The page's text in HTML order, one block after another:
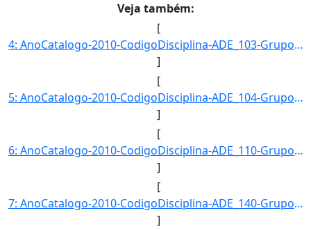
Veja também:
[
4: AnoCatalogo-2010-CodigoDisciplina-ADE_103-GrupoDisciplina-ADE-Disciplina-Teoria_Geral_da_Administrac]
]
[
5: AnoCatalogo-2010-CodigoDisciplina-ADE_104-GrupoDisciplina-ADE-Disciplina-Teoria_Geral_da_Administrac]
]
[
6: AnoCatalogo-2010-CodigoDisciplina-ADE_110-GrupoDisciplina-ADE-Disciplina-Contabilidade_Geral-CargaHo]
]
[
7: AnoCatalogo-2010-CodigoDisciplina-ADE_140-GrupoDisciplina-ADE-Disciplina-Ambiente-_Estrutura_e_Admin]
]